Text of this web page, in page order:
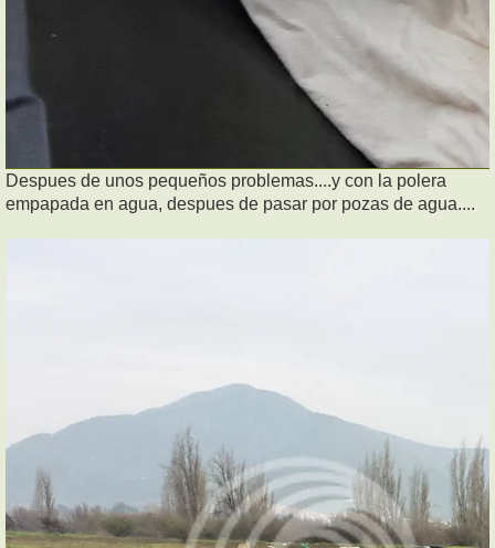
Despues de unos pequeños problemas....y con la polera
empapada en agua, despues de pasar por pozas de agua....